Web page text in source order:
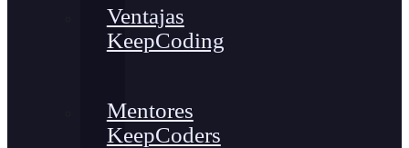
Ventajas
KeepCoding
Mentores
KeepCoders